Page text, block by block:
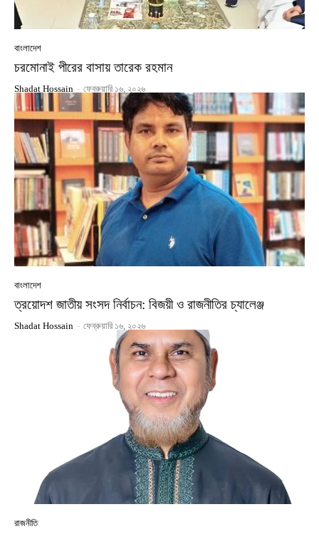
বাংলাদেশ
চরমোনাই পীরের বাসায় তারেক রহমান
Shadat Hossain - ফেব্রুয়ারি ১৬, ২০২৬
বাংলাদেশ
ত্রয়োদশ জাতীয় সংসদ নির্বাচন: বিজয়ী ও রাজনীতির চ্যালেঞ্জ
Shadat Hossain - ফেব্রুয়ারি ১৬, ২০২৬
রাজনীতি